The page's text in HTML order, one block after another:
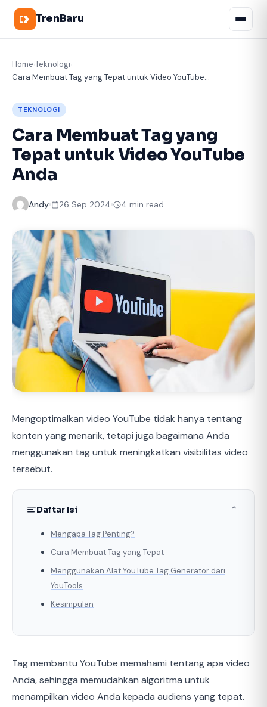
TrenBaru
Home Teknologi
Cara Membuat Tag yang Tepat untuk Video YouTube...
TEKNOLOGI
Cara Membuat Tag yang
Tepat untuk Video YouTube
Anda
Andy 26 Sep 2024 4 min read
Mengoptimalkan video YouTube tidak hanya tentang
konten yang menarik, tetapi juga bagaimana Anda
menggunakan tag untuk meningkatkan visibilitas video
tersebut.
Daftar Isi ⌃
Mengapa Tag Penting?
Cara Membuat Tag yang Tepat
Menggunakan Alat YouTube Tag Generator dari
YouTools
Kesimpulan
Tag membantu YouTube memahami tentang apa video
Anda, sehingga memudahkan algoritma untuk
menampilkan video Anda kepada audiens yang tepat.